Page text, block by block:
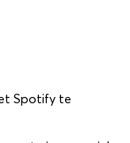
Spotify te